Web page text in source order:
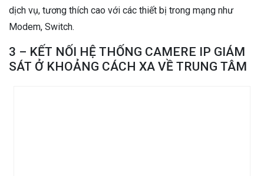
dịch vụ, tương thích cao với các thiết bị trong mạng như
Modem, Switch.
3 – KẾT NỐI HỆ THỐNG CAMERE IP GIÁM
SÁT Ở KHOẢNG CÁCH XA VỀ TRUNG TÂM